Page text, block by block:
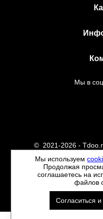
Мы в
© 2021-2026 -
Данный сайт не
является
Политика
Мы используем
Продолжая
соглашаетесь на
файлов
Согласиться